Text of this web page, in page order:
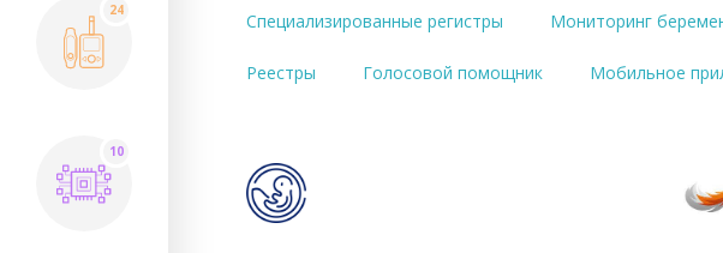
24
10
Специализированные регистры Мониторинг
Реестры Голосовой помощник Мобильное